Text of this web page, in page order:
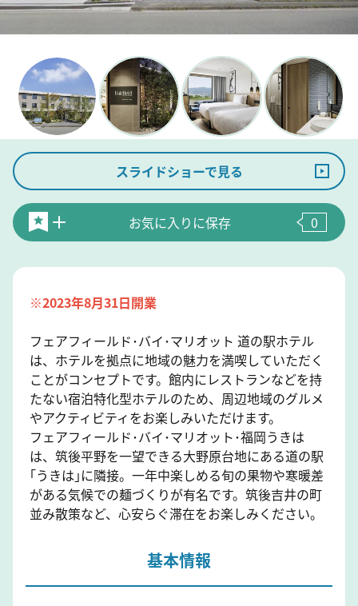
スライドショーで見る
お気に入りに保存 0
※2023年8月31日開業
フェアフィールド･バイ･マリオット 道の駅ホテル
は、ホテルを拠点に地域の魅力を満喫していただく
ことがコンセプトです。館内にレストランなどを持
たない宿泊特化型ホテルのため、周辺地域のグルメ
やアクティビティをお楽しみいただけます。
フェアフィールド･バイ･マリオット･福岡うきは
は、筑後平野を一望できる大野原台地にある道の駅
｢うきは｣に隣接。一年中楽しめる旬の果物や寒暖差
がある気候での麺づくりが有名です。筑後吉井の町
並み散策など、心安らぐ滞在をお楽しみください。
基本情報